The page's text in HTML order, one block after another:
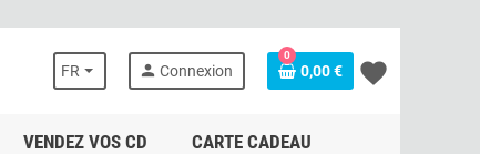
FR person Connexion
0
0,00 € favorite
VENDEZ VOS CD CARTE CADEAU